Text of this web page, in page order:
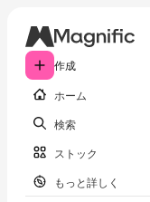
作成
ホーム
検索
ストック
もっと詳しく